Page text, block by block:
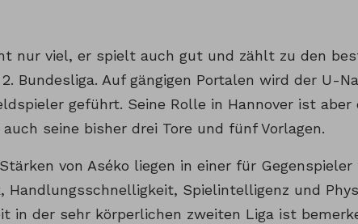
nur viel, er spielt auch gut und zählt zu den
Bundesliga. Auf gängigen Portalen wird der U-
geführt. Seine Rolle in Hannover ist aber
seine bisher drei Tore und fünf Vorlagen.
von Aséko liegen in einer für Gegenspieler
Handlungsschnelligkeit, Spielintelligenz und
in der sehr körperlichen zweiten Liga ist